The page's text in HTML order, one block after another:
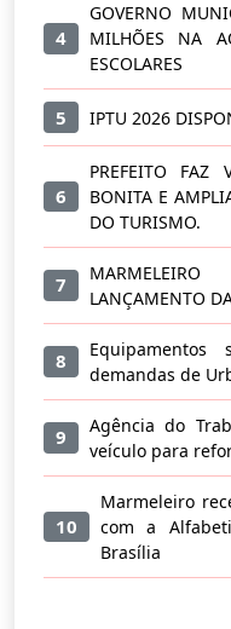
4
GOVERNO
MILHÕES NA
ESCOLARES
5 IPTU 2026
6
PREFEITO FAZ
BONITA E
DO TURISMO.
7
LANÇAMENTO
8
demandas de
9
Agência do
veículo para
10
Marmeleiro
com a
Brasília